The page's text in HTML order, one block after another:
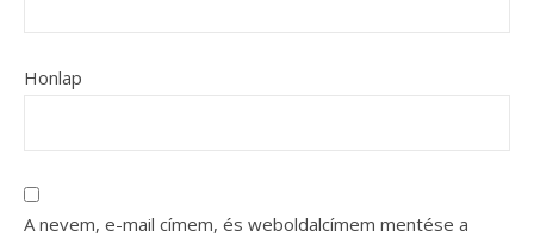
Honlap
A nevem, e-mail címem, és weboldalcímem mentése a